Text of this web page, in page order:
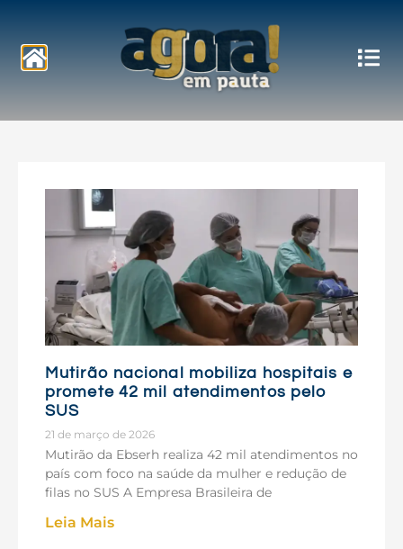
Notícias
Mutirão nacional mobiliza hospitais e
promete 42 mil atendimentos pelo
SUS
21 de março de 2026
Mutirão da Ebserh realiza 42 mil atendimentos no
país com foco na saúde da mulher e redução de
filas no SUS A Empresa Brasileira de
Leia Mais